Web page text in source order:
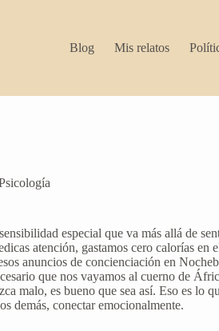
Blog Mis relatos
especial que va más allá de
atención, gastamos cero calorías
anuncios de concienciación en
que nos vayamos al cuerno de
malo, es bueno que sea así. Eso es
demás, conectar emocionalmente.